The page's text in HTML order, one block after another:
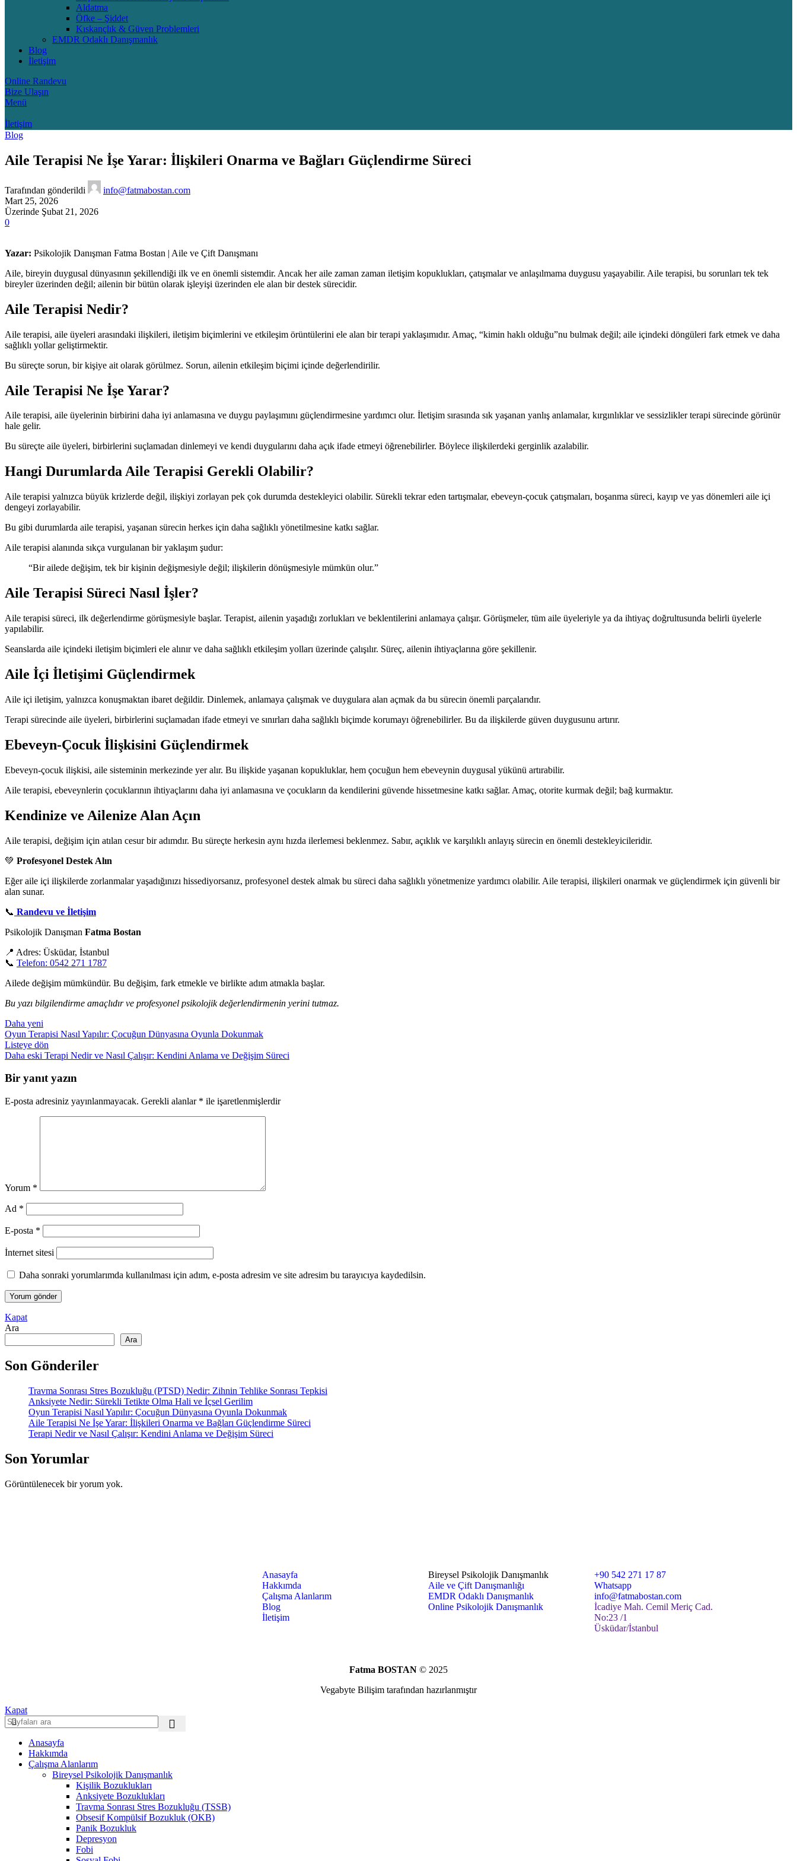
Aldatma
Öfke – Şiddet
Kıskançlık & Güven Problemleri
EMDR Odaklı Danışmanlık
Blog
İletişim
Online Randevu
Bize Ulaşın
Menü
İletişim
Blog
Aile Terapisi Ne İşe Yarar: İlişkileri Onarma ve Bağları Güçlendirme Süreci
Tarafından gönderildi
info@fatmabostan.com
Mart 25, 2026
Üzerinde Şubat 21, 2026
0
Yazar: Psikolojik Danışman Fatma Bostan | Aile ve Çift Danışmanı
Aile, bireyin duygusal dünyasının şekillendiği ilk ve en önemli sistemdir. Ancak her aile zaman zaman iletişim kopuklukları, çatışmalar ve anlaşılmama duygusu yaşayabilir. Aile terapisi, bu sorunları tek tek
bireyler üzerinden değil; ailenin bir bütün olarak işleyişi üzerinden ele alan bir destek sürecidir.
Aile Terapisi Nedir?
Aile terapisi, aile üyeleri arasındaki ilişkileri, iletişim biçimlerini ve etkileşim örüntülerini ele alan bir terapi yaklaşımıdır. Amaç, “kimin haklı olduğu”nu bulmak değil; aile içindeki döngüleri fark etmek ve daha
sağlıklı yollar geliştirmektir.
Bu süreçte sorun, bir kişiye ait olarak görülmez. Sorun, ailenin etkileşim biçimi içinde değerlendirilir.
Aile Terapisi Ne İşe Yarar?
Aile terapisi, aile üyelerinin birbirini daha iyi anlamasına ve duygu paylaşımını güçlendirmesine yardımcı olur. İletişim sırasında sık yaşanan yanlış anlamalar, kırgınlıklar ve sessizlikler terapi sürecinde görünür
hale gelir.
Bu süreçte aile üyeleri, birbirlerini suçlamadan dinlemeyi ve kendi duygularını daha açık ifade etmeyi öğrenebilirler. Böylece ilişkilerdeki gerginlik azalabilir.
Hangi Durumlarda Aile Terapisi Gerekli Olabilir?
Aile terapisi yalnızca büyük krizlerde değil, ilişkiyi zorlayan pek çok durumda destekleyici olabilir. Sürekli tekrar eden tartışmalar, ebeveyn-çocuk çatışmaları, boşanma süreci, kayıp ve yas dönemleri aile içi
dengeyi zorlayabilir.
Bu gibi durumlarda aile terapisi, yaşanan sürecin herkes için daha sağlıklı yönetilmesine katkı sağlar.
Aile terapisi alanında sıkça vurgulanan bir yaklaşım şudur:
“Bir ailede değişim, tek bir kişinin değişmesiyle değil; ilişkilerin dönüşmesiyle mümkün olur.”
Aile Terapisi Süreci Nasıl İşler?
Aile terapisi süreci, ilk değerlendirme görüşmesiyle başlar. Terapist, ailenin yaşadığı zorlukları ve beklentilerini anlamaya çalışır. Görüşmeler, tüm aile üyeleriyle ya da ihtiyaç doğrultusunda belirli üyelerle
yapılabilir.
Seanslarda aile içindeki iletişim biçimleri ele alınır ve daha sağlıklı etkileşim yolları üzerinde çalışılır. Süreç, ailenin ihtiyaçlarına göre şekillenir.
Aile İçi İletişimi Güçlendirmek
Aile içi iletişim, yalnızca konuşmaktan ibaret değildir. Dinlemek, anlamaya çalışmak ve duygulara alan açmak da bu sürecin önemli parçalarıdır.
Terapi sürecinde aile üyeleri, birbirlerini suçlamadan ifade etmeyi ve sınırları daha sağlıklı biçimde korumayı öğrenebilirler. Bu da ilişkilerde güven duygusunu artırır.
Ebeveyn-Çocuk İlişkisini Güçlendirmek
Ebeveyn-çocuk ilişkisi, aile sisteminin merkezinde yer alır. Bu ilişkide yaşanan kopukluklar, hem çocuğun hem ebeveynin duygusal yükünü artırabilir.
Aile terapisi, ebeveynlerin çocuklarının ihtiyaçlarını daha iyi anlamasına ve çocukların da kendilerini güvende hissetmesine katkı sağlar. Amaç, otorite kurmak değil; bağ kurmaktır.
Kendinize ve Ailenize Alan Açın
Aile terapisi, değişim için atılan cesur bir adımdır. Bu süreçte herkesin aynı hızda ilerlemesi beklenmez. Sabır, açıklık ve karşılıklı anlayış sürecin en önemli destekleyicileridir.
💚 Profesyonel Destek Alın
Eğer aile içi ilişkilerde zorlanmalar yaşadığınızı hissediyorsanız, profesyonel destek almak bu süreci daha sağlıklı yönetmenize yardımcı olabilir. Aile terapisi, ilişkileri onarmak ve güçlendirmek için güvenli bir
alan sunar.
📞 Randevu ve İletişim
Psikolojik Danışman Fatma Bostan
📍 Adres: Üsküdar, İstanbul
📞 Telefon: 0542 271 1787
Ailede değişim mümkündür. Bu değişim, fark etmekle ve birlikte adım atmakla başlar.
Bu yazı bilgilendirme amaçlıdır ve profesyonel psikolojik değerlendirmenin yerini tutmaz.
Daha yeni
Oyun Terapisi Nasıl Yapılır: Çocuğun Dünyasına Oyunla Dokunmak
Listeye dön
Daha eski Terapi Nedir ve Nasıl Çalışır: Kendini Anlama ve Değişim Süreci
Bir yanıt yazın
E-posta adresiniz yayınlanmayacak. Gerekli alanlar * ile işaretlenmişlerdir
Yorum *
Ad *
E-posta *
İnternet sitesi
Daha sonraki yorumlarımda kullanılması için adım, e-posta adresim ve site adresim bu tarayıcıya kaydedilsin.
Kapat
Ara
Ara
Son Gönderiler
Travma Sonrası Stres Bozukluğu (PTSD) Nedir: Zihnin Tehlike Sonrası Tepkisi
Anksiyete Nedir: Sürekli Tetikte Olma Hali ve İçsel Gerilim
Oyun Terapisi Nasıl Yapılır: Çocuğun Dünyasına Oyunla Dokunmak
Aile Terapisi Ne İşe Yarar: İlişkileri Onarma ve Bağları Güçlendirme Süreci
Terapi Nedir ve Nasıl Çalışır: Kendini Anlama ve Değişim Süreci
Son Yorumlar
Görüntülenecek bir yorum yok.
Anasayfa
Hakkımda
Çalışma Alanlarım
Blog
İletişim
Bireysel Psikolojik Danışmanlık
Aile ve Çift Danışmanlığı
EMDR Odaklı Danışmanlık
Online Psikolojik Danışmanlık
+90 542 271 17 87
Whatsapp
info@fatmabostan.com
İcadiye Mah. Cemil Meriç Cad.
No:23 /1
Üsküdar/İstanbul
Fatma BOSTAN © 2025
Vegabyte Bilişim tarafından hazırlanmıştır
Kapat
Anasayfa
Hakkımda
Çalışma Alanlarım
Bireysel Psikolojik Danışmanlık
Kişilik Bozuklukları
Anksiyete Bozuklukları
Travma Sonrası Stres Bozukluğu (TSSB)
Obsesif Kompülsif Bozukluk (OKB)
Panik Bozukluk
Depresyon
Fobi